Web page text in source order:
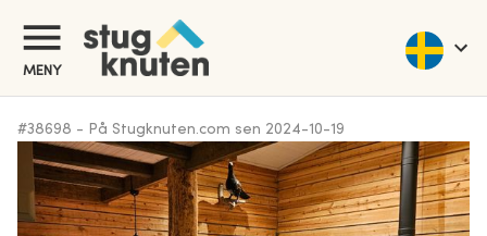
MENY
#38698 - På Stugknuten.com sen 2024-10-19